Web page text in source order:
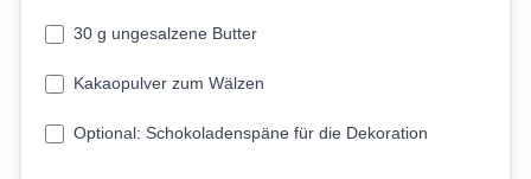
30 g ungesalzene Butter
Kakaopulver zum Wälzen
Optional: Schokoladenspäne für die Dekoration